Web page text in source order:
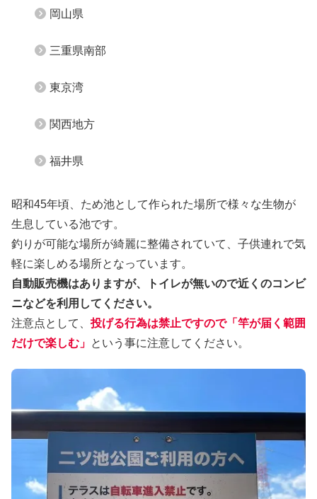
岡山県
三重県南部
東京湾
関西地方
福井県
昭和45年頃、ため池として作られた場所で様々な生物が
生息している池です。
釣りが可能な場所が綺麗に整備されていて、子供連れで気
軽に楽しめる場所となっています。
自動販売機はありますが、トイレが無いので近くのコンビ
ニなどを利用してください。
注意点として、投げる行為は禁止ですので「竿が届く範囲
だけで楽しむ」 という事に注意してください。